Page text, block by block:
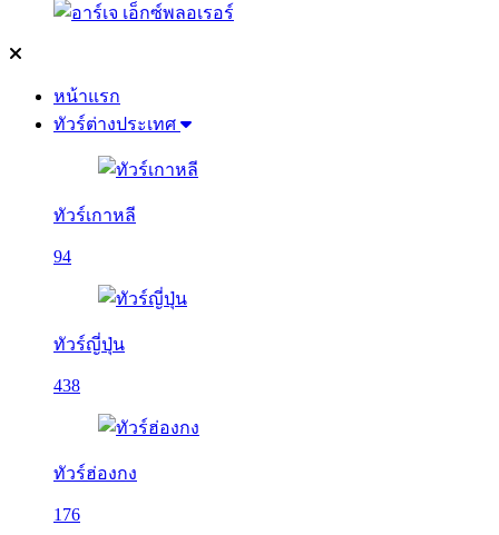
หน้าแรก
ทัวร์ต่างประเทศ
ทัวร์เกาหลี
94
ทัวร์ญี่ปุ่น
438
ทัวร์ฮ่องกง
176